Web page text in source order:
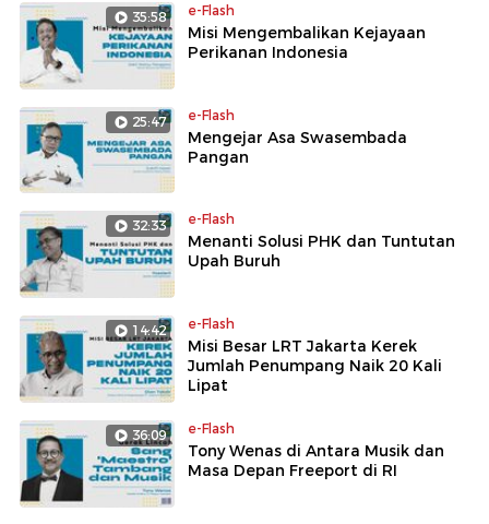
35:58 e-Flash
Misi Mengembalikan Kejayaan
Perikanan Indonesia
25:47 e-Flash
Mengejar Asa Swasembada
Pangan
32:33 e-Flash
Menanti Solusi PHK dan Tuntutan
Upah Buruh
14:42 e-Flash
Misi Besar LRT Jakarta Kerek
Jumlah Penumpang Naik 20 Kali
Lipat
36:09 e-Flash
Tony Wenas di Antara Musik dan
Masa Depan Freeport di RI